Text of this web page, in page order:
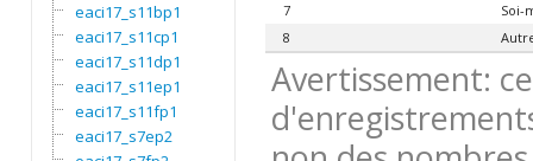
eaci17_s11bp1
eaci17_s11cp1
eaci17_s11dp1
eaci17_s11ep1
eaci17_s11fp1
eaci17_s7ep2
7
Soi-
8
Avertissement: